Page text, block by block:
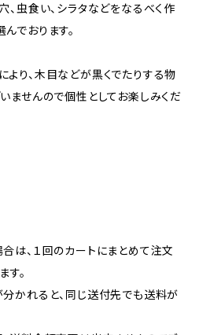
、虫食い、シラタなどをなるべく作
でおります。
り、木目などが黒くでたりする物
ませんので個性としてお楽しみくだ
は、１回のカートにまとめて注文
す。
かれると、同じ送付先でも送料が